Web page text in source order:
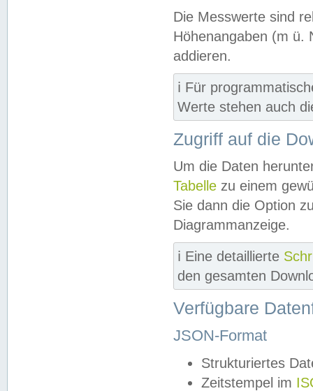
Die Messwerte sind
Höhenangaben (m ü.
addieren.
ℹ️ Für
Werte stehen auch
Zugriff auf die
Um die Daten
Tabelle zu einem
Sie dann die Option
Diagrammanzeige.
ℹ️ Eine detaillierte
den gesamten
Verfügbare
JSON-Format
Strukturiertes
Zeitstempel im